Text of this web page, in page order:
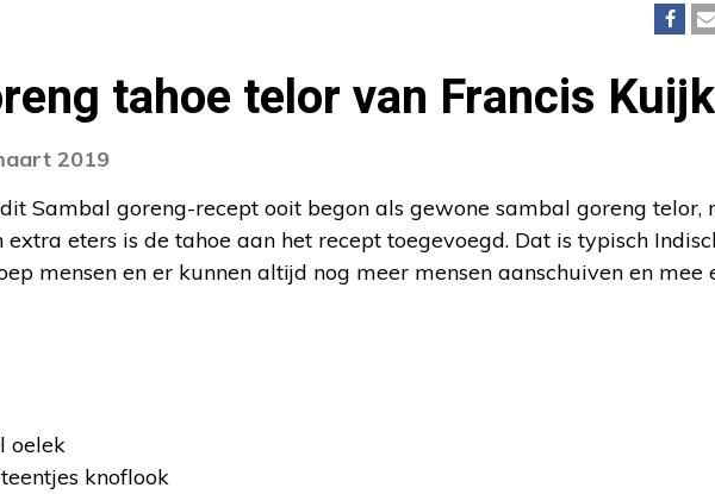
tahoe telor van Francis Kuijk
2019
Sambal goreng-recept ooit begon als gewone sambal goreng telor,
eters is de tahoe aan het recept toegevoegd. Dat is typisch
mensen en er kunnen altijd nog meer mensen aanschuiven en mee
oelek
knoflook